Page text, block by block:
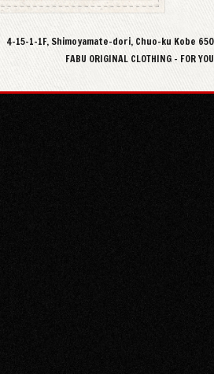
4-15-1-1F, Shimoyamate-dori, Chuo-ku Kobe
FABU ORIGINAL CLOTHING - FOR